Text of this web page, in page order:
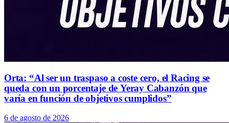
Orta: “Al ser un traspaso a coste cero, el Racing se
queda con un porcentaje de Yeray Cabanzón que
varía en función de objetivos cumplidos”
6 de agosto de 2026